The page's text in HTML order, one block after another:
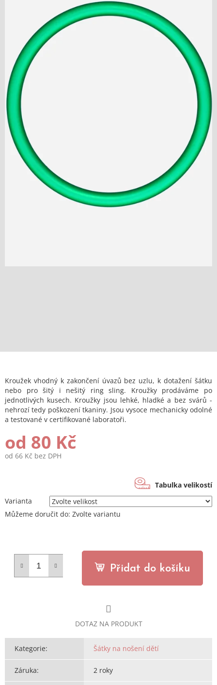
Kroužek vhodný k zakončení úvazů bez uzlu, k dotažení šátku
nebo pro šitý i nešitý ring sling. Kroužky prodáváme po
jednotlivých kusech. Kroužky jsou lehké, hladké a bez svárů -
nehrozí tedy poškození tkaniny. Jsou vysoce mechanicky odolné
a testované v certifikované laboratoři.
od 80 Kč
od 66 Kč bez DPH
Tabulka velikostí
Varianta
Můžeme doručit do: Zvolte variantu
Přidat do košíku
DOTAZ NA PRODUKT
Kategorie: Šátky na nošení dětí
Záruka: 2 roky